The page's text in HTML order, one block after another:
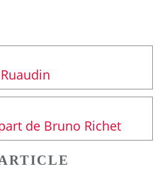
de Bruno Richet